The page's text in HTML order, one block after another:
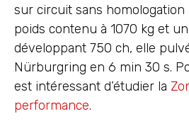
sur circuit sans homologation
poids contenu à 1070 kg et
développant 750 ch, elle
Nürburgring en 6 min 30 s.
est intéressant d’étudier la
performance.